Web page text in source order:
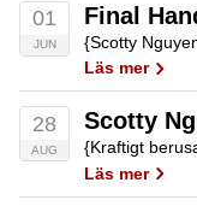
01
JUN
Final
Läs mer
28
AUG
Scotty
Läs mer